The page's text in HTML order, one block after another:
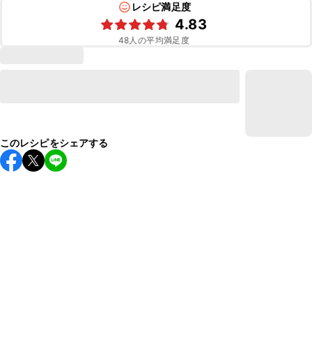
レシピ満足度
4.83
48人の平均満足度
このレシピをシェアする